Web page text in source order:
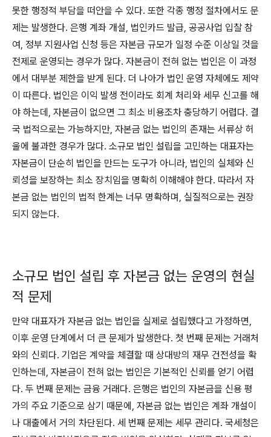
못한 행정적 부담을 떠안을 수 있다. 또한 각종 행정 절차에서도 문
제는 발생한다. 은행 계좌 개설, 법인카드 발급, 공공사업 입찰 참
여, 정부 지원사업 신청 등은 자본금 규모가 일정 수준 이상일 것을
전제로 운영되는 경우가 많다. 자본금이 전혀 없는 법인은 이 과정
에서 대부분 제한을 받게 된다. 더 나아가 법인 운영 자체에도 제약
이 따른다. 법인은 이익 발생 전이라도 회계 처리와 세무 신고를 해
야 하는데, 자본금이 없으면 그 최소 비용조차 충당하기 어렵다. 결
국 법적으로는 가능하지만, 자본금 없는 법인의 존재는 서류상 허
울에 불과한 경우가 많다. 소규모 법인 설립을 고민하는 대표자는
자본금이 단순히 법인을 만드는 도구가 아니라, 법인의 실체와 신
뢰성을 보장하는 최소 장치임을 명확히 이해해야 한다. 따라서 자
본금 없는 법인의 법적 한계는 너무 명확하며, 실질적으로는 권장
되지 않는다.
소규모 법인 설립 후 자본금 없는 운영의 현실
적 문제
만약 대표자가 자본금 없는 법인을 실제로 설립했다고 가정하면,
이후 운영 단계에서 더 큰 문제가 발생한다. 첫 번째 문제는 거래처
와의 신뢰다. 기업은 계약을 체결할 때 상대방의 재무 건전성을 확
인하는데, 자본금이 전혀 없는 법인은 기본적인 신뢰를 얻기 어렵
다. 두 번째 문제는 금융 거래다. 은행은 법인의 자본금을 신용 평
가의 주요 기준으로 삼기 때문에, 자본금 없는 법인은 계좌 개설이
나 대출에서 거의 차단된다. 세 번째 문제는 세무 관리다. 국세청은